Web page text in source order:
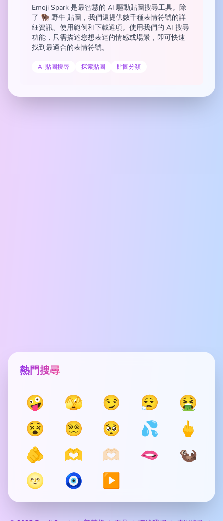
Emoji Spark 是最智慧的 AI 驅動貼圖搜尋工具。除
了 🦬 野牛 貼圖，我們還提供數千種表情符號的詳
細資訊、使用範例和下載選項。使用我們的 AI 搜尋
功能，只需描述您想表達的情感或場景，即可快速
找到最適合的表情符號。
AI 貼圖搜尋 探索貼圖 貼圖分類
熱門搜尋
🤪 🫣 😏 😮‍💨
🤮
😵
😵‍💫 🥺 💦
🖕
🫵
🫶 🫶🏻 🫦
🦦
🌝
🧿 ▶️